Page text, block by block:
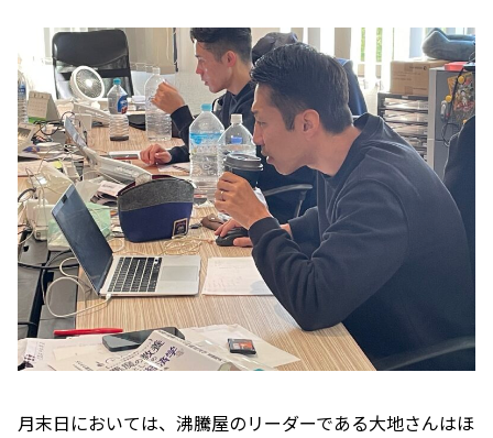
月末日においては、沸騰屋のリーダーである大地さんはほ